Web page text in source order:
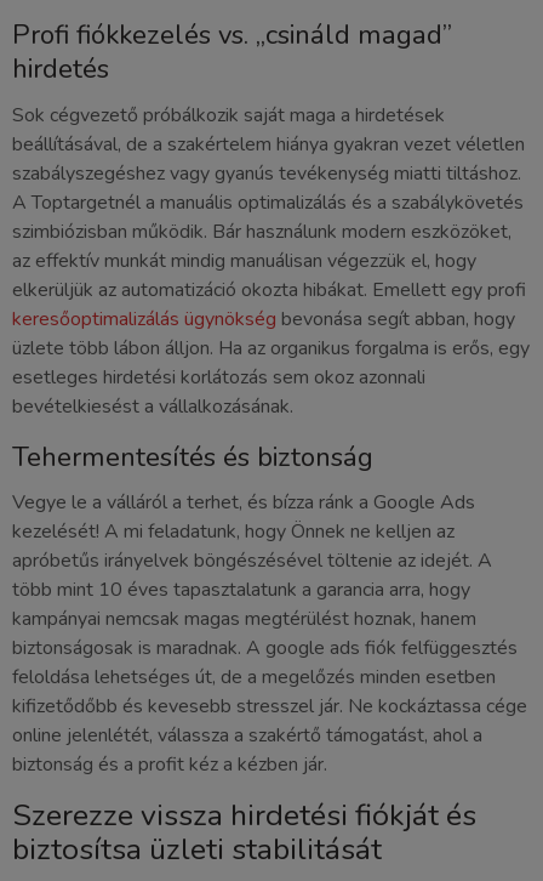
Profi fiókkezelés vs. „csináld magad”
hirdetés
Sok cégvezető próbálkozik saját maga a hirdetések
beállításával, de a szakértelem hiánya gyakran vezet véletlen
szabályszegéshez vagy gyanús tevékenység miatti tiltáshoz.
A Toptargetnél a manuális optimalizálás és a szabálykövetés
szimbiózisban működik. Bár használunk modern eszközöket,
az effektív munkát mindig manuálisan végezzük el, hogy
elkerüljük az automatizáció okozta hibákat. Emellett egy profi
keresőoptimalizálás ügynökség bevonása segít abban, hogy
üzlete több lábon álljon. Ha az organikus forgalma is erős, egy
esetleges hirdetési korlátozás sem okoz azonnali
bevételkiesést a vállalkozásának.
Tehermentesítés és biztonság
Vegye le a válláról a terhet, és bízza ránk a Google Ads
kezelését! A mi feladatunk, hogy Önnek ne kelljen az
apróbetűs irányelvek böngészésével töltenie az idejét. A
több mint 10 éves tapasztalatunk a garancia arra, hogy
kampányai nemcsak magas megtérülést hoznak, hanem
biztonságosak is maradnak. A google ads fiók felfüggesztés
feloldása lehetséges út, de a megelőzés minden esetben
kifizetődőbb és kevesebb stresszel jár. Ne kockáztassa cége
online jelenlétét, válassza a szakértő támogatást, ahol a
biztonság és a profit kéz a kézben jár.
Szerezze vissza hirdetési fiókját és
biztosítsa üzleti stabilitását